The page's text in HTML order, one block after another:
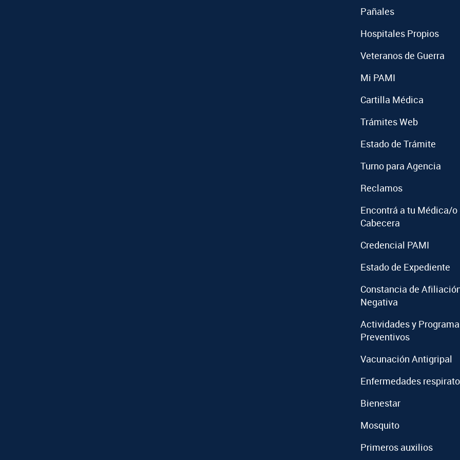
Pañales
Hospitales Propios
Veteranos de Guerra
Mi PAMI
Cartilla Médica
Trámites Web
Estado de Trámite
Turno para Agencia
Reclamos
Encontrá a tu Médica/o
Cabecera
Credencial PAMI
Estado de Expediente
Constancia de
Negativa
Actividades y
Preventivos
Vacunación Antigripal
Enfermedades
Bienestar
Mosquito
Primeros auxilios